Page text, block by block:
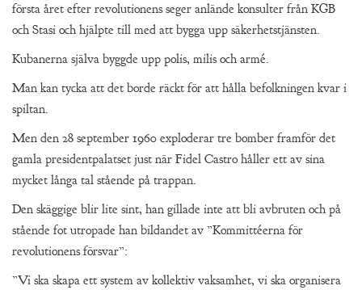
första året efter revolutionens seger anlände konsulter från KGB
och Stasi och hjälpte till med att bygga upp säkerhetstjänsten.
Kubanerna själva byggde upp polis, milis och armé.
Man kan tycka att det borde räckt för att hålla befolkningen kvar i
spiltan.
Men den 28 september 1960 exploderar tre bomber framför det
gamla presidentpalatset just när Fidel Castro håller ett av sina
mycket långa tal stående på trappan.
Den skäggige blir lite sint, han gillade inte att bli avbruten och på
stående fot utropade han bildandet av ”Kommittéerna för
revolutionens försvar”:
”Vi ska skapa ett system av kollektiv vaksamhet, vi ska organisera